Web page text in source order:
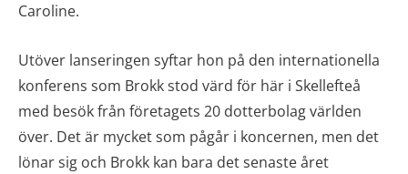
Caroline.
Utöver lanseringen syftar hon på den internationella
konferens som Brokk stod värd för här i Skellefteå
med besök från företagets 20 dotterbolag världen
över. Det är mycket som pågår i koncernen, men det
lönar sig och Brokk kan bara det senaste året